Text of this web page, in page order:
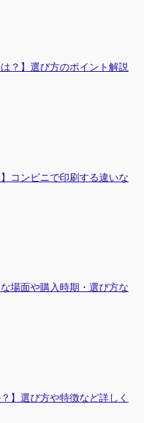
？】選び方のポイント解説
コンビニで印刷する違いな
場面や購入時期・選び方な
】選び方や特徴など詳しく